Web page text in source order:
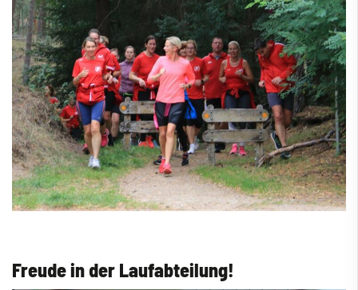
Freude in der Laufabteilung!